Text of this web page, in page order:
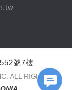
FB Messageer
號7樓
ALL RIGHTS